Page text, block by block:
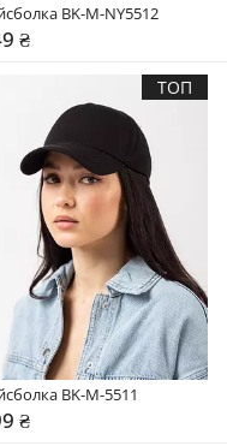
BK-M-NY5512
₴
ТОП
BK-M-5511
₴